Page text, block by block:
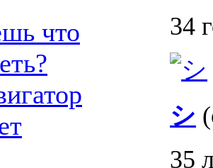
34
シ
35